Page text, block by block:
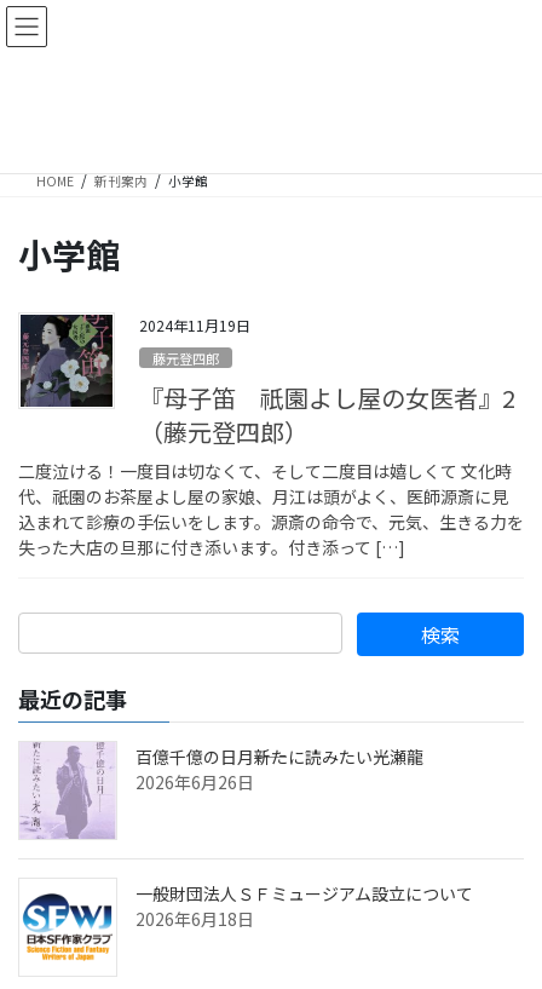
コ
ン
ナ
ビ
HOME 新刊案内 小学館
小学館
2024年11月19日
藤元登四郎
『母子笛 祇園よし屋の女医者』2
（藤元登四郎）
二度泣ける！一度目は切なくて、そして二度目は嬉しくて 文化時
代、祇園のお茶屋よし屋の家娘、月江は頭がよく、医師源斎に見
込まれて診療の手伝いをします。源斎の命令で、元気、生きる力を
失った大店の旦那に付き添います。付き添って […]
最近の記事
百億千億の日月――新たに読みたい光瀬龍
2026年6月26日
一般財団法人ＳＦミュージアム設立について
2026年6月18日